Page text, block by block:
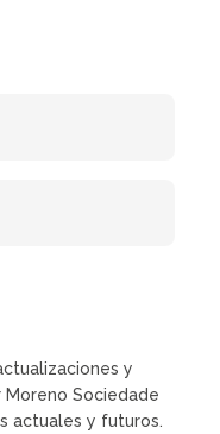
y
Sociedade
actuales y futuros.